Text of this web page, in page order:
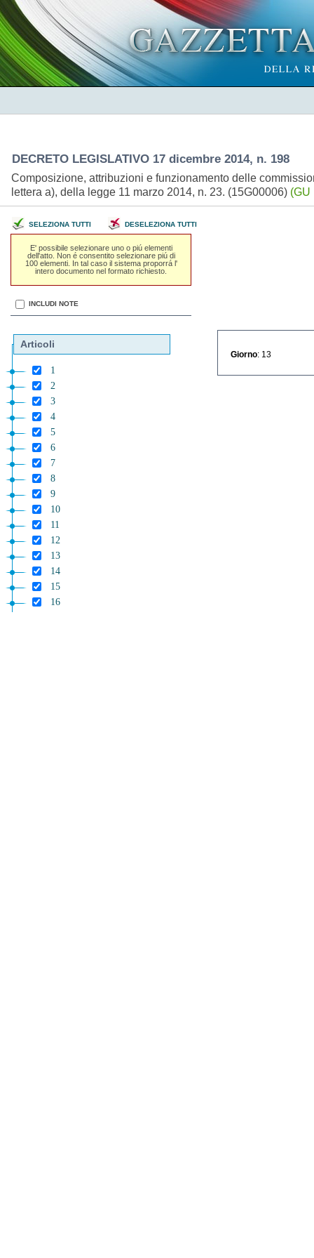
DECRETO LEGISLATIVO 17 dicembre 2014, n. 198
Composizione, attribuzioni e funzionamento delle
lettera a), della legge 11 marzo 2014, n. 23. (15G00006) (GU
SELEZIONA TUTTI DESELEZIONA TUTTI
E' possibile selezionare uno o piú elementi
dell'atto. Non é consentito selezionare piú di
100 elementi. In tal caso il sistema proporrá l'
intero documento nel formato richiesto.
INCLUDI NOTE
Articoli
1
2
3
4
5
6
7
8
9
10
11
12
13
14
15
16
Giorno : 13